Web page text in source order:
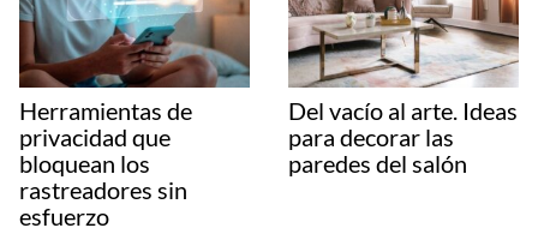
Herramientas de
privacidad que
bloquean los
rastreadores sin
esfuerzo
Del vacío al arte. Ideas
para decorar las
paredes del salón